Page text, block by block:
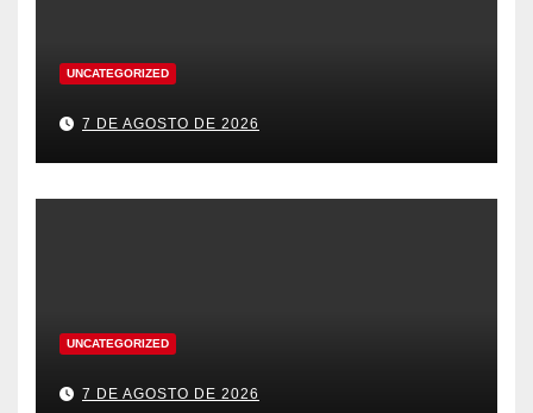
UNCATEGORIZED
7 DE AGOSTO DE 2026
UNCATEGORIZED
7 DE AGOSTO DE 2026